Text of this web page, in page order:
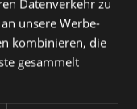
Datenverkehr zu
unsere Werbe-
kombinieren, die
gesammelt